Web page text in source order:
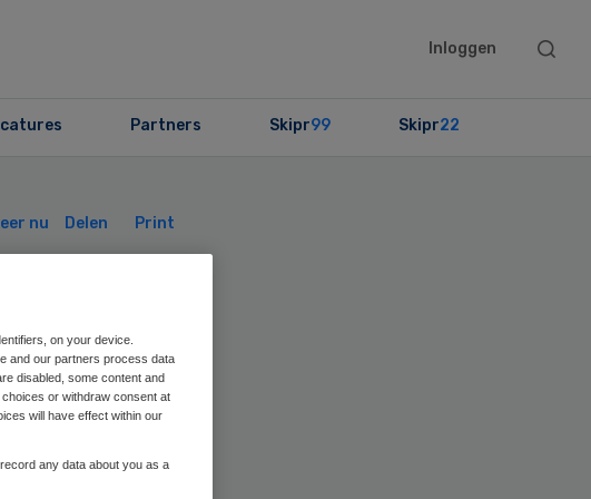
Inloggen
Search
Partners Skipr99 Skipr22
nu Delen Print
on your device.
and our partners process data
disabled, some content and
or withdraw consent at
will have effect within our
any data about you as a